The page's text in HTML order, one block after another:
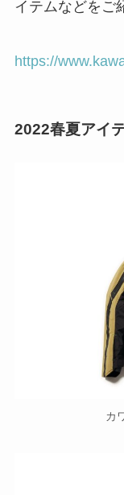
イテムなどを
https://
2022春夏アイ
カ